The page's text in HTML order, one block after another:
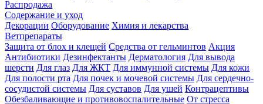
Распродажа
Содержание и уход
Декорации Оборудование Химия и лекарства
Ветпрепараты
Защита от блох и клещей Средства от гельминтов Акция
Антибиотики Дезинфектанты Дерматология Для вывода
шерсти Для глаз Для ЖКТ Для иммунной системы Для кожи
Для полости рта Для почек и мочевой системы Для сердечно-
сосудистой системы Для суставов Для ушей Контрацептивы
Обезбаливающие и противовоспалительные От стресса